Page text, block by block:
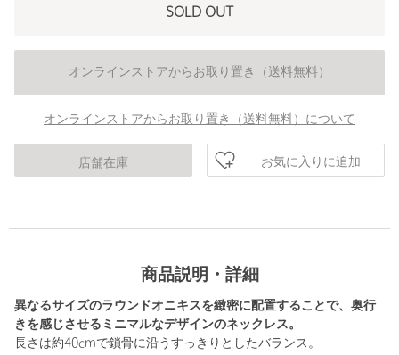
SOLD OUT
オンラインストアからお取り置き（送料無料）
オンラインストアからお取り置き（送料無料）について
店舗在庫 お気に入りに追加
商品説明・詳細
異なるサイズのラウンドオニキスを緻密に配置することで、奥行
きを感じさせるミニマルなデザインのネックレス。
長さは約40cmで鎖骨に沿うすっきりとしたバランス。